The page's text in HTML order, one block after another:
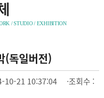
/ STUDIO / EXHIBITION
(독일버전)
10-21 10:37:04 ·조회수 :